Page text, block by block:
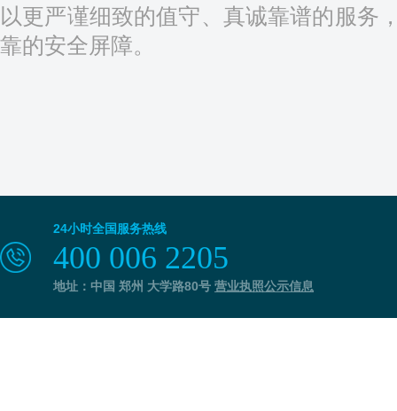
以更严谨细致的值守、真诚靠谱的服务
靠的安全屏障。
24小时全国服务热线
400 006 2205
地址：中国 郑州 大学路80号 营业执照公示信息